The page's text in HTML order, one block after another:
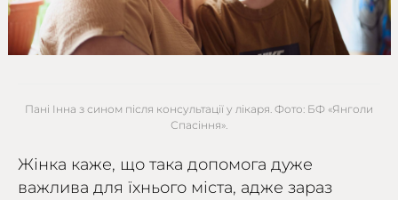
Пані Інна з сином після консультації у лікаря. Фото: БФ «Янголи
Спасіння».
Жінка каже, що така допомога дуже
важлива для їхнього міста, адже зараз